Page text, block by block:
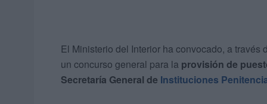
El Ministerio del Interior ha convocado, a
un concurso general para la provisión de
Secretaría General de Instituciones